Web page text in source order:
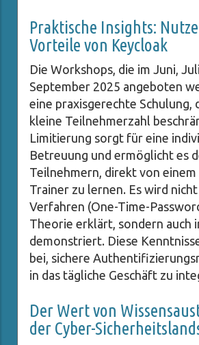
Praktische Insights:
Vorteile von Keycloak
Die Workshops, die im Juni,
September 2025 angeboten
eine praxisgerechte Schulung,
kleine Teilnehmerzahl
Limitierung sorgt für eine
Betreuung und ermöglicht es
Teilnehmern, direkt von
Trainer zu lernen. Es wird
Verfahren (One-Time-
Theorie erklärt, sondern auch
demonstriert. Diese
bei, sichere
in das tägliche Geschäft zu
Der Wert von
der Cyber-